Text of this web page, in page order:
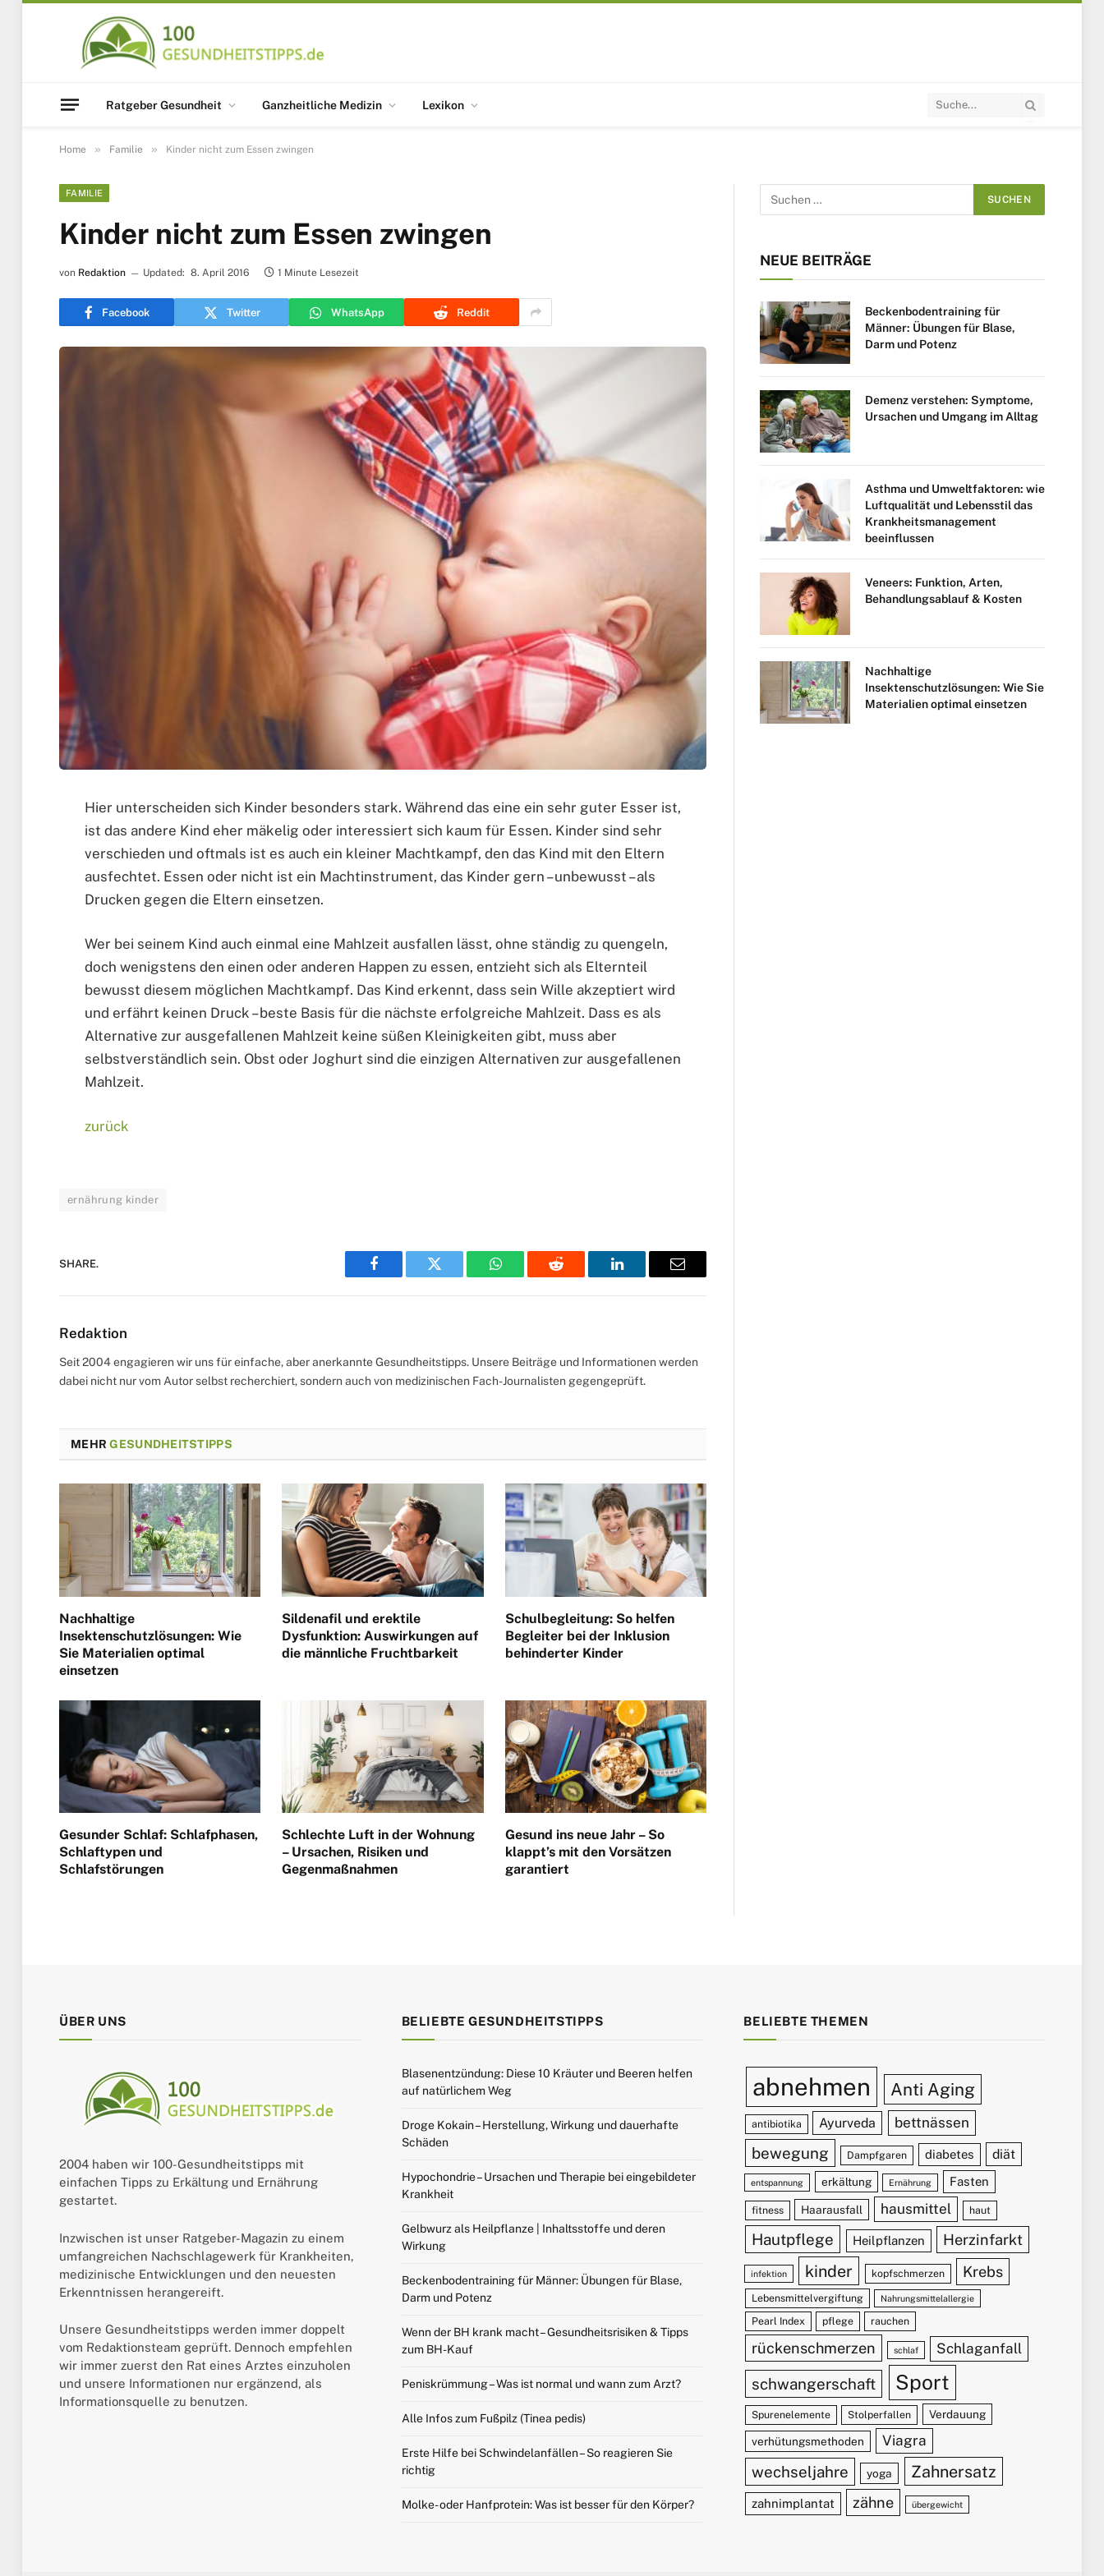
Ratgeber Gesundheit Ganzheitliche Medizin Lexikon
Home » Familie » Kinder nicht zum Essen zwingen
FAMILIE
Kinder nicht zum Essen zwingen
von Redaktion Updated: 8. April 2016 1 Minute Lesezeit
Facebook Twitter WhatsApp Reddit
Hier unterscheiden sich Kinder besonders stark. Während das eine ein sehr guter Esser ist,
ist das andere Kind eher mäkelig oder interessiert sich kaum für Essen. Kinder sind sehr
verschieden und oftmals ist es auch ein kleiner Machtkampf, den das Kind mit den Eltern
ausfechtet. Essen oder nicht ist ein Machtinstrument, das Kinder gern – unbewusst – als
Drucken gegen die Eltern einsetzen.
Wer bei seinem Kind auch einmal eine Mahlzeit ausfallen lässt, ohne ständig zu quengeln,
doch wenigstens den einen oder anderen Happen zu essen, entzieht sich als Elternteil
bewusst diesem möglichen Machtkampf. Das Kind erkennt, dass sein Wille akzeptiert wird
und erfährt keinen Druck – beste Basis für die nächste erfolgreiche Mahlzeit. Dass es als
Alternative zur ausgefallenen Mahlzeit keine süßen Kleinigkeiten gibt, muss aber
selbstverständlich sein. Obst oder Joghurt sind die einzigen Alternativen zur ausgefallenen
Mahlzeit.
zurück
ernährung kinder
SHARE.
Facebook Twitter WhatsAppReddit LinkedIn Email
Redaktion
Seit 2004 engagieren wir uns für einfache, aber anerkannte Gesundheitstipps. Unsere Beiträge und Informationen werden
dabei nicht nur vom Autor selbst recherchiert, sondern auch von medizinischen Fach-Journalisten gegengeprüft.
MEHRGESUNDHEITSTIPPS
Nachhaltige
Insektenschutzlösungen: Wie
Sie Materialien optimal
einsetzen
Sildenafil und erektile
Dysfunktion: Auswirkungen auf
die männliche Fruchtbarkeit
Schulbegleitung: So helfen
Begleiter bei der Inklusion
behinderter Kinder
Gesunder Schlaf: Schlafphasen,
Schlaftypen und
Schlafstörungen
Schlechte Luft in der Wohnung
– Ursachen, Risiken und
Gegenmaßnahmen
Gesund ins neue Jahr – So
klappt’s mit den Vorsätzen
garantiert
NEUE BEITRÄGE
Beckenbodentraining für
Männer: Übungen für Blase,
Darm und Potenz
Demenz verstehen: Symptome,
Ursachen und Umgang im Alltag
Asthma und Umweltfaktoren: wie
Luftqualität und Lebensstil das
Krankheitsmanagement
beeinflussen
Veneers: Funktion, Arten,
Behandlungsablauf & Kosten
Nachhaltige
Insektenschutzlösungen: Wie Sie
Materialien optimal einsetzen
ÜBER UNS
2004 haben wir 100-Gesundheitstipps mit
einfachen Tipps zu Erkältung und Ernährung
gestartet.
Inzwischen ist unser Ratgeber-Magazin zu einem
umfangreichen Nachschlagewerk für Krankheiten,
medizinische Entwicklungen und den neuesten
Erkenntnissen herangereift.
Unsere Gesundheitstipps werden immer doppelt
vom Redaktionsteam geprüft. Dennoch empfehlen
wir immer zuerst den Rat eines Arztes einzuholen
und unsere Informationen nur ergänzend, als
Informationsquelle zu benutzen.
BELIEBTE GESUNDHEITSTIPPS
Blasenentzündung: Diese 10 Kräuter und Beeren helfen
auf natürlichem Weg
Droge Kokain – Herstellung, Wirkung und dauerhafte
Schäden
Hypochondrie – Ursachen und Therapie bei eingebildeter
Krankheit
Gelbwurz als Heilpflanze | Inhaltsstoffe und deren
Wirkung
Beckenbodentraining für Männer: Übungen für Blase,
Darm und Potenz
Wenn der BH krank macht – Gesundheitsrisiken & Tipps
zum BH-Kauf
Peniskrümmung – Was ist normal und wann zum Arzt?
Alle Infos zum Fußpilz (Tinea pedis)
Erste Hilfe bei Schwindelanfällen – So reagieren Sie
richtig
Molke- oder Hanfprotein: Was ist besser für den Körper?
BELIEBTE THEMEN
abnehmen Anti Aging
antibiotika Ayurveda bettnässen
bewegung Dampfgaren diabetes diät
entspannung erkältung Ernährung Fasten
fitness Haarausfall hausmittel haut
Hautpflege Heilpflanzen Herzinfarkt
infektion kinder kopfschmerzen Krebs
Lebensmittelvergiftung Nahrungsmittelallergie
Pearl Index pflege rauchen
rückenschmerzen schlaf Schlaganfall
schwangerschaft Sport
Spurenelemente Stolperfallen Verdauung
verhütungsmethoden Viagra
wechseljahre yoga Zahnersatz
zahnimplantat zähne übergewicht